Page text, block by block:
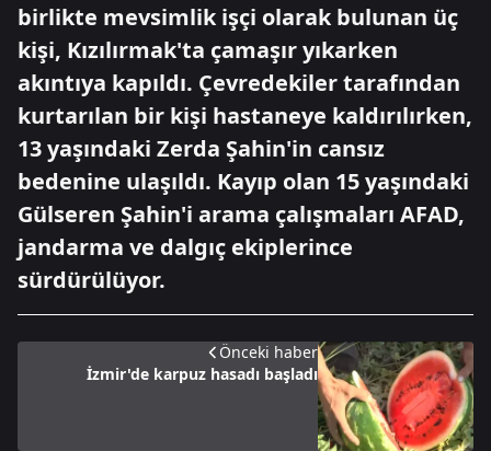
birlikte mevsimlik işçi olarak bulunan üç
kişi, Kızılırmak'ta çamaşır yıkarken
akıntıya kapıldı. Çevredekiler tarafından
kurtarılan bir kişi hastaneye kaldırılırken,
13 yaşındaki Zerda Şahin'in cansız
bedenine ulaşıldı. Kayıp olan 15 yaşındaki
Gülseren Şahin'i arama çalışmaları AFAD,
jandarma ve dalgıç ekiplerince
sürdürülüyor.
Önceki haber
İzmir'de karpuz hasadı başladı